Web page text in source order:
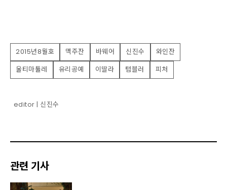
2015년8월호 맥주잔 바웨어 신진수
와인잔
울티마툴레
유리공예 이딸라 텀블러 피처
editor | 신진수
관련 기사